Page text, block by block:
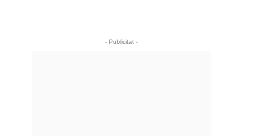
- Publicitat -